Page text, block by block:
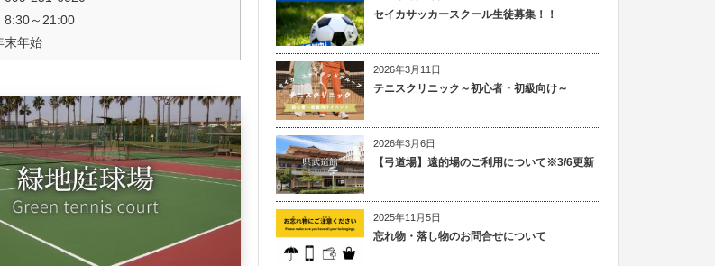
8:30～21:00
末年始
セイカサッカースクール生徒募集！！
2026年3月11日
テニスクリニック～初心者・初級向け～
2026年3月6日
【弓道場】遠的場のご利用について※3/6更新
2025年11月5日
忘れ物・落し物のお問合せについて